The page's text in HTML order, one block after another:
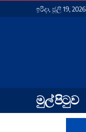
ඉරිදා, ජූලි 19, 2026
මුල් පිටුව